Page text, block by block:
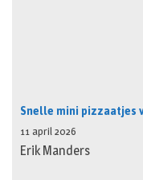
Snelle mini pizzaatjes
11 april 2026
Erik Manders